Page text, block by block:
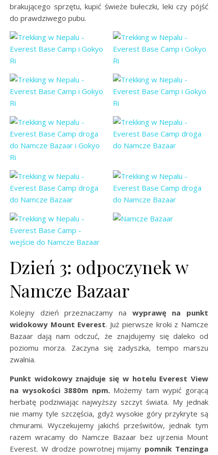
brakującego sprzętu, kupić świeże bułeczki, leki czy pójść
do prawdziwego pubu.
Dzień 3: odpoczynek w
Namcze Bazaar
Kolejny dzień przeznaczamy na wyprawę na punkt
widokowy Mount Everest. Już pierwsze kroki z Namcze
Bazaar dają nam odczuć, że znajdujemy się daleko od
poziomu morza. Zaczyna się zadyszka, tempo marszu
zwalnia.
Punkt widokowy znajduje się w hotelu Everest View
na wysokości 3880m npm. Możemy tam wypić gorącą
herbatę podziwiając najwyższy szczyt świata. My jednak
nie mamy tyle szczęścia, gdyż wysokie góry przykryte są
chmurami. Wyczekujemy jakichś prześwitów, jednak tym
razem wracamy do Namcze Bazaar bez ujrzenia Mount
Everest. W drodze powrotnej mijamy pomnik Tenzinga